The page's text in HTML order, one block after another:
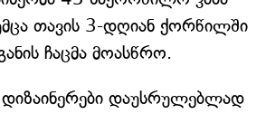
თავის 3-დღიან ქორწილში
ჩაცმა მოასწრო.
დიზაინერები დაუსრულებლად